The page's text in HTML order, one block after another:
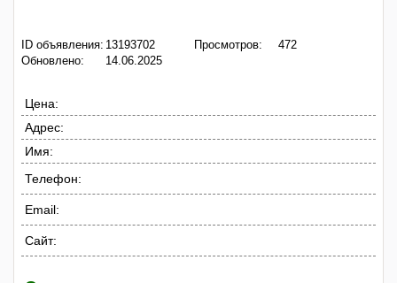
ID объявления: 13193702
Обновлено:
14.06.2025
Просмотров: 472
Цена:
Адрес:
Имя:
Телефон:
Email:
Сайт: